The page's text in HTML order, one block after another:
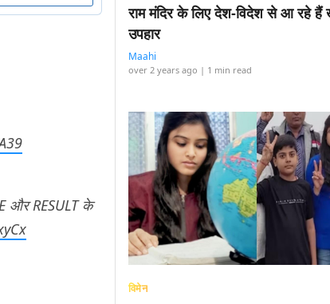
और RESULT के
राम मंदिर के लिए देश-विदेश से आ रहे हैं
उपहार
Maahi
over 2 years ago | 1 min read
विमेन